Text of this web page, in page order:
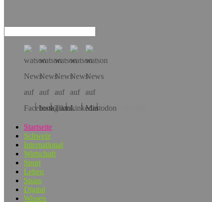
Hol dir die App!
Startseite
Schweiz
International
Wirtschaft
Sport
Leben
Spass
Digital
Wissen